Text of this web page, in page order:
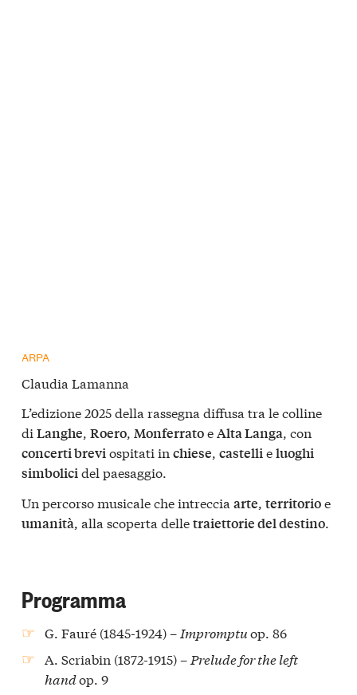
ARPA
Claudia Lamanna
L’edizione 2025 della rassegna diffusa tra le colline
di Langhe, Roero, MonferratoeAlta Langa, con
concerti breviospitati in chiese, castellieluoghi
simbolicidel paesaggio.
Un percorso musicale che intreccia arte, territorioe
umanità, alla scoperta delletraiettorie del destino.
Programma
G. Fauré (1845-1924) – Impromptuop. 86
A. Scriabin (1872-1915) – Prelude for the left
handop. 9